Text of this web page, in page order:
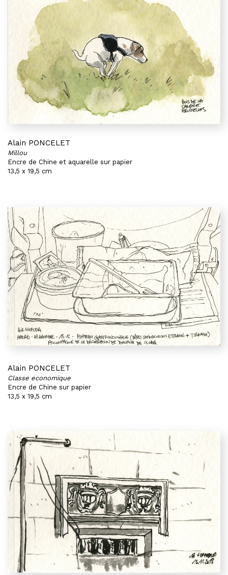
Alain PONCELET
Millou
Encre de Chine et aquarelle sur papier
13,5 x 19,5 cm
Alain PONCELET
Classe economique
Encre de Chine sur papier
13,5 x 19,5 cm